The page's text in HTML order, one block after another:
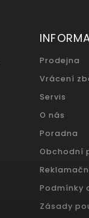
Prodejna
Vrácení
Servis
O nás
Poradna
Obchodní
Podmínky
Zásady